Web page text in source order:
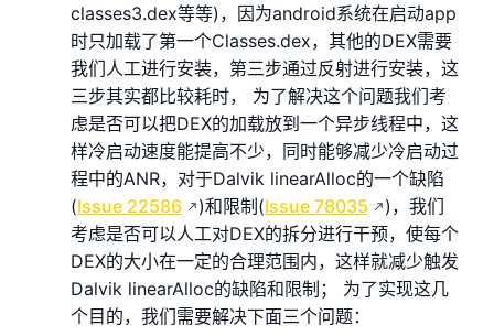
classes3.dex等等)，因为android系统在启动app
时只加载了第一个Classes.dex，其他的DEX需要
我们人工进行安装，第三步通过反射进行安装，这
三步其实都比较耗时， 为了解决这个问题我们考
虑是否可以把DEX的加载放到一个异步线程中，这
样冷启动速度能提高不少，同时能够减少冷启动过
程中的ANR，对于Dalvik linearAlloc的一个缺陷
(Issue 22586 )和限制(Issue 78035
)，我们
考虑是否可以人工对DEX的拆分进行干预，使每个
DEX的大小在一定的合理范围内，这样就减少触发
Dalvik linearAlloc的缺陷和限制； 为了实现这几
个目的，我们需要解决下面三个问题：